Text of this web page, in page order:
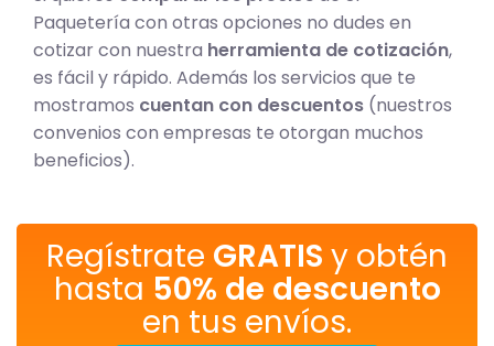
Paquetería con otras opciones no dudes en
cotizar con nuestra herramienta de cotización,
es fácil y rápido. Además los servicios que te
mostramos cuentan con descuentos (nuestros
convenios con empresas te otorgan muchos
beneficios).
Regístrate GRATIS y obtén
hasta 50% de descuento
en tus envíos.